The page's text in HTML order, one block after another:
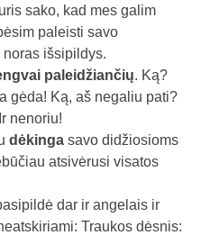
sako, kad mes galim
paleisti savo
išsipildys.
paleidžiančių. Ką?
gėda! Ką, aš negaliu pati?
nenoriu!
dėkinga savo didžiosioms
atsivėrusi visatos
dar ir angelais ir
Traukos dėsnis: